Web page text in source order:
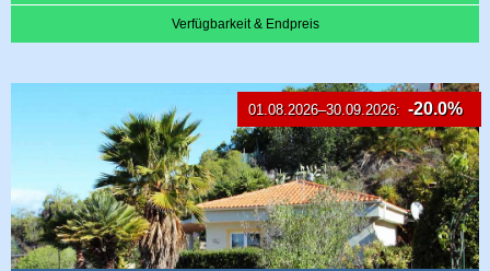
Verfügbarkeit & Endpreis
01.08.2026–30.09.2026: -20.0%